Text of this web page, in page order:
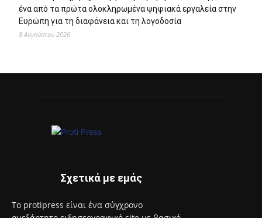
Πρόσφατα άρθρα
95 ειδικότητες και 860 τμήματα στις Δημόσιες Σ.Α.Ε.Κ. για
Έναρξη του προγράμματος στειρώσεων και περίθαλψης
αδέσποτων γατών του Δήμου Αιγάλεω
8 Αυγούστου 2026